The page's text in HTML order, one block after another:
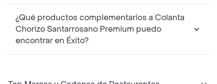
¿Qué productos complementarios a Colanta
Chorizo Santarrosano Premium puedo
encontrar en Éxito?